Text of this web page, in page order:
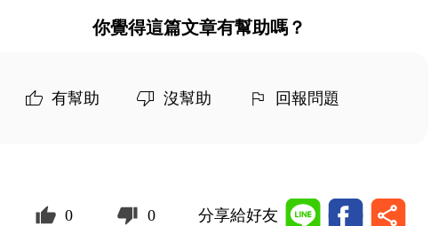
你覺得這篇文章有幫助嗎？
有幫助 沒幫助 回報問題
0 0 分享給好友